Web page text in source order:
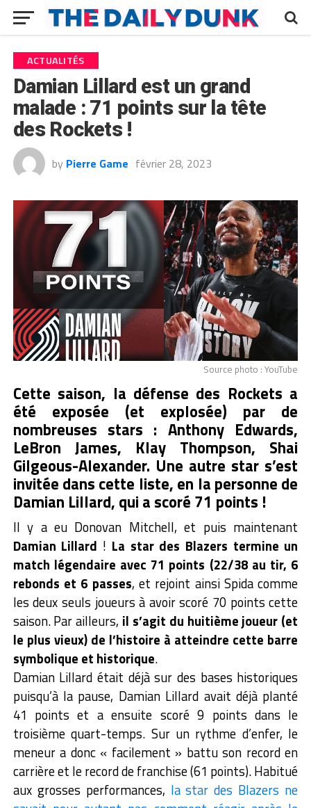
ACTUALITÉS
Damian Lillard est un grand
malade : 71 points sur la tête
des Rockets !
by Pierre Game février 28, 2023
Source photo : YouTube
Cette saison, la défense des Rockets a
été exposée (et explosée) par de
nombreuses stars : Anthony Edwards,
LeBron James, Klay Thompson, Shai
Gilgeous-Alexander. Une autre star s’est
invitée dans cette liste, en la personne de
Damian Lillard, qui a scoré 71 points !
Il y a eu Donovan Mitchell, et puis maintenant
Damian Lillard ! La star des Blazers termine un
match légendaire avec 71 points (22/38 au tir, 6
rebonds et 6 passes, et rejoint ainsi Spida comme
les deux seuls joueurs à avoir scoré 70 points cette
saison. Par ailleurs, il s’agit du huitième joueur (et
le plus vieux) de l’histoire à atteindre cette barre
symbolique et historique.
Damian Lillard était déjà sur des bases historiques
puisqu’à la pause, Damian Lillard avait déjà planté
41 points et a ensuite scoré 9 points dans le
troisième quart-temps. Sur un rythme d’enfer, le
meneur a donc « facilement » battu son record en
carrière et le record de franchise (61 points). Habitué
aux grosses performances, la star des Blazers ne